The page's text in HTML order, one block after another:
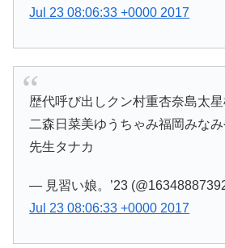
Jul 23 08:06:33 +0000 2017
歴代呼び出しクン村重杏奈島太
二森日菜美ゆうちゃみ福岡みな
先生タナカ
— 見習い娘。’23
Jul 23 08:06:33 +0000 2017